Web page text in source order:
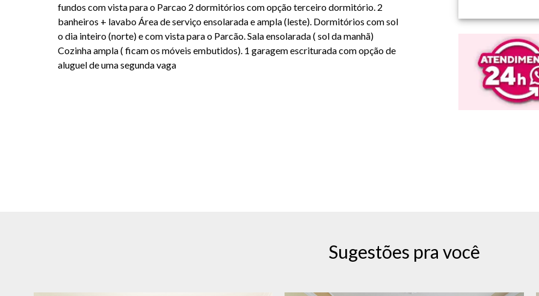
fundos com vista para o Parcao 2 dormitórios com opção terceiro dormitório. 2
banheiros + lavabo Área de serviço ensolarada e ampla (leste). Dormitórios com sol
o dia inteiro (norte) e com vista para o Parcão. Sala ensolarada ( sol da manhã)
Cozinha ampla ( ficam os móveis embutidos). 1 garagem escriturada com opção de
aluguel de uma segunda vaga
Sugestões pra você